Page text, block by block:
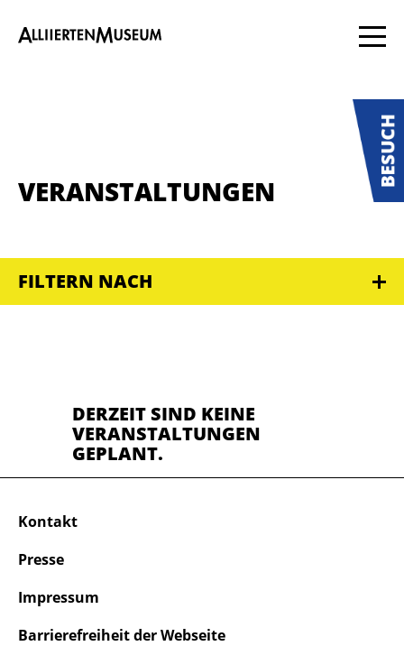
VERANSTALTUNGEN
FILTERN NACH
DERZEIT SIND KEINE
VERANSTALTUNGEN
GEPLANT.
Kontakt
Presse
Impressum
Barrierefreiheit der Webseite